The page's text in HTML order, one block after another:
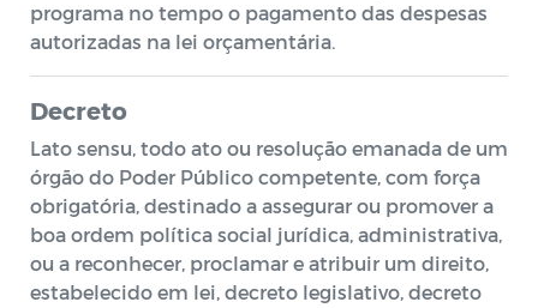
programa no tempo o pagamento das despesas
autorizadas na lei orçamentária.
Decreto
Lato sensu, todo ato ou resolução emanada de um
órgão do Poder Público competente, com força
obrigatória, destinado a assegurar ou promover a
boa ordem política social jurídica, administrativa,
ou a reconhecer, proclamar e atribuir um direito,
estabelecido em lei, decreto legislativo, decreto